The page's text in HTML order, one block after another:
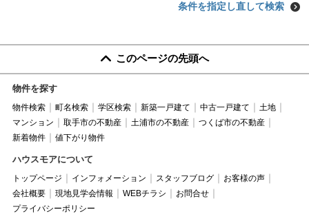
条件を指定し直して検索
このページの先頭へ
物件を探す
物件検索 町名検索 学区検索 新築一戸建て 中古一戸建て
土地
マンション
取手市の不動産 土浦市の不動産
つくば市の不動産
新着物件
値下がり物件
ハウスモアについて
トップページ インフォメーション スタッフブログ
お客様の声
会社概要
現地見学会情報 WEBチラシ
お問合せ
プライバシーポリシー